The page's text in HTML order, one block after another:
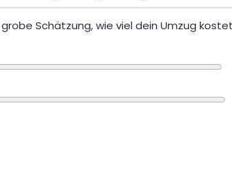
Schätzung, wie viel dein Umzug